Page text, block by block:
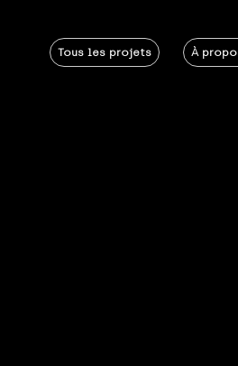
Tous les projets À